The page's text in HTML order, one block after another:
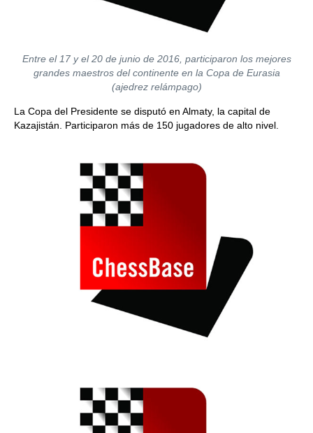
Entre el 17 y el 20 de junio de 2016, participaron los mejores
grandes maestros del continente en la Copa de Eurasia
(ajedrez relámpago)
La Copa del Presidente se disputó en Almaty, la capital de
Kazajistán. Participaron más de 150 jugadores de alto nivel.